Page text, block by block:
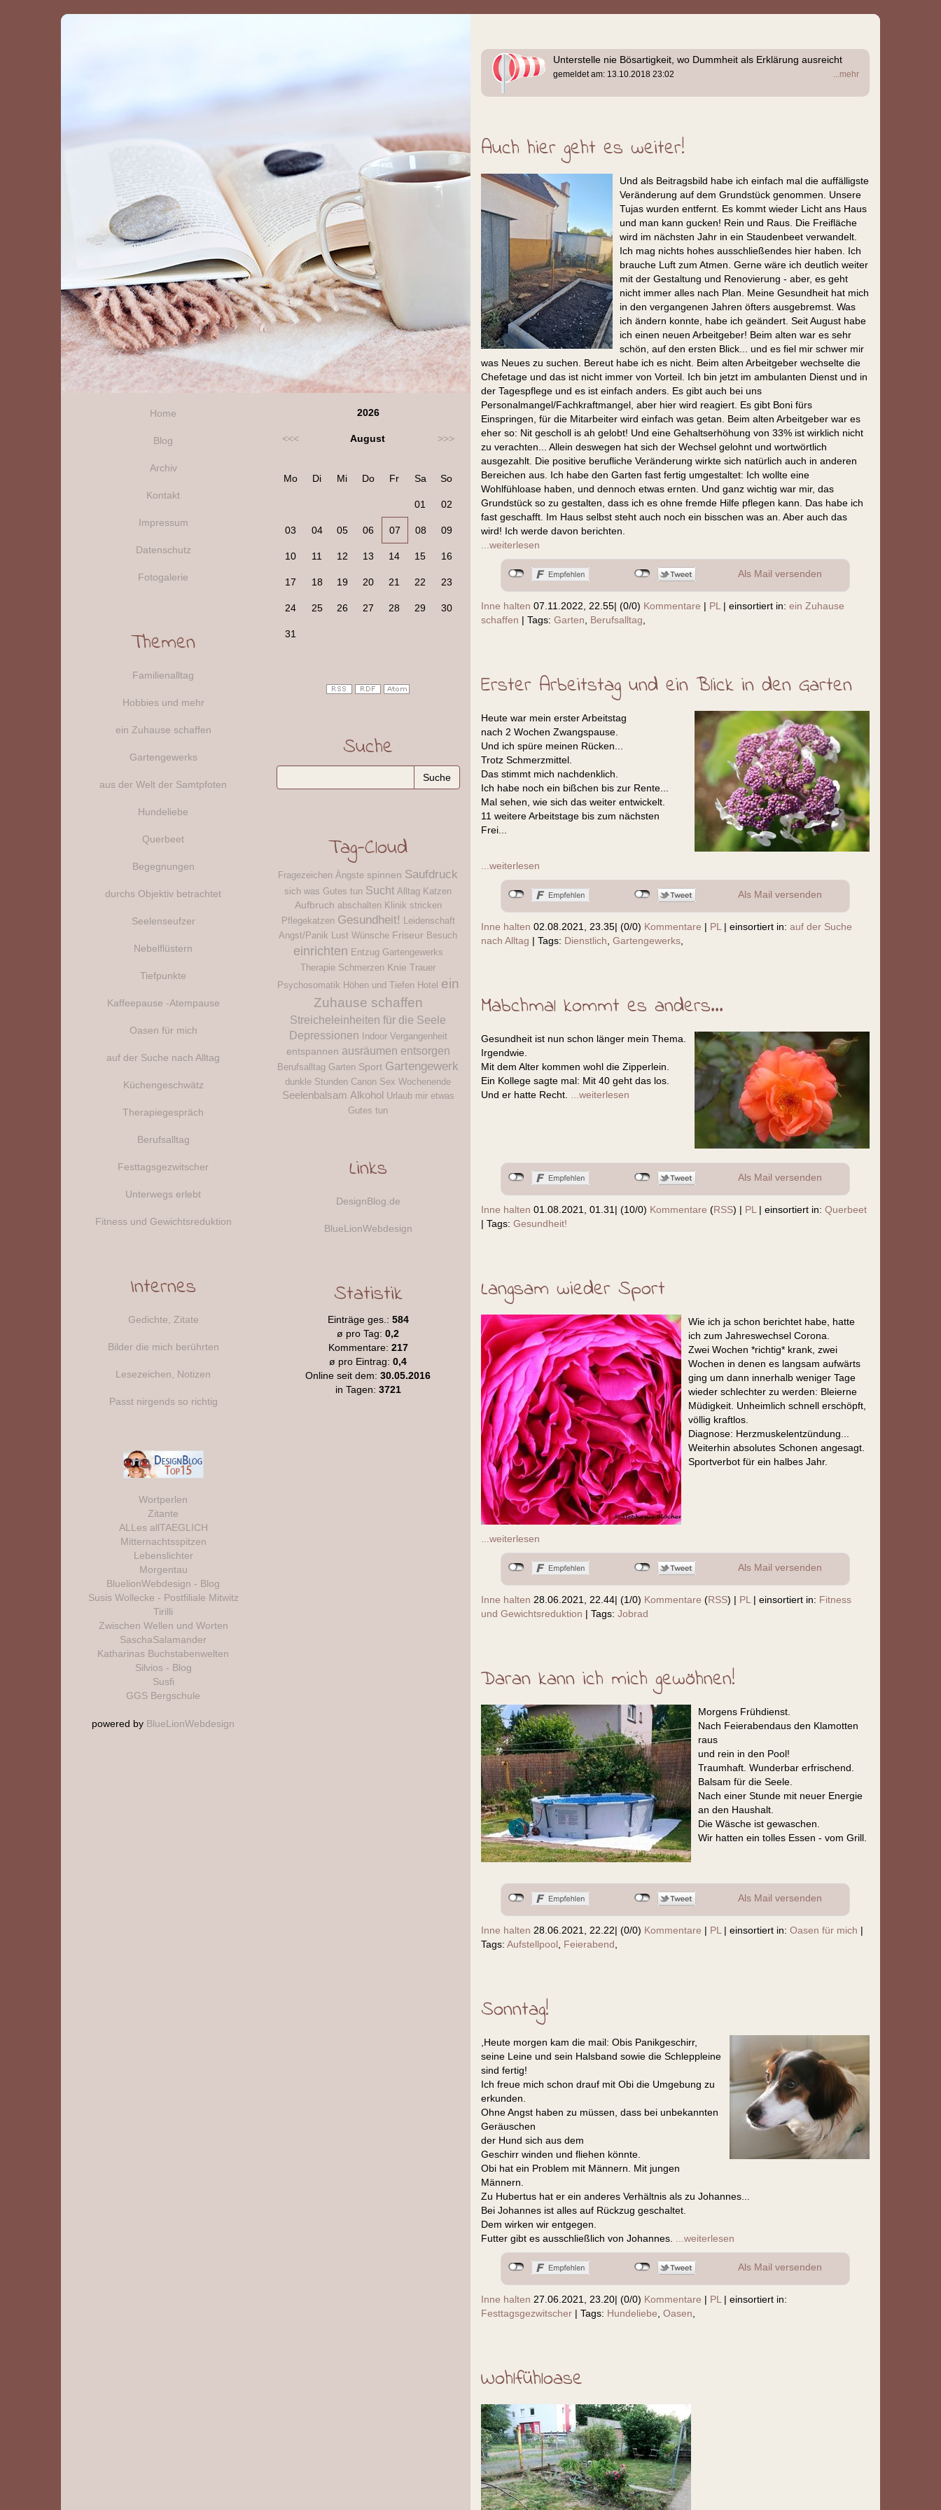
Unterstelle nie Bösartigkeit, wo Dummheit als Erklärung ausreicht
...mehr
gemeldet am: 13.10.2018 23:02
Auch hier geht es weiter!
Und als Beitragsbild habe ich einfach mal die auffälligste
Veränderung auf dem Grundstück genommen. Unsere
Tujas wurden entfernt. Es kommt wieder Licht ans Haus
und man kann gucken! Rein und Raus. Die Freifläche
wird im nächsten Jahr in ein Staudenbeet verwandelt.
Ich mag nichts hohes ausschließendes hier haben. Ich
brauche Luft zum Atmen. Gerne wäre ich deutlich weiter
mit der Gestaltung und Renovierung - aber, es geht
nicht immer alles nach Plan. Meine Gesundheit hat mich
in den vergangenen Jahren öfters ausgebremst. Was
ich ändern konnte, habe ich geändert. Seit August habe
ich einen neuen Arbeitgeber! Beim alten war es sehr
schön, auf den ersten Blick... und es fiel mir schwer mir
was Neues zu suchen. Bereut habe ich es nicht. Beim alten Arbeitgeber wechselte die
Chefetage und das ist nicht immer von Vorteil. Ich bin jetzt im ambulanten Dienst und in
der Tagespflege und es ist einfach anders. Es gibt auch bei uns
Personalmangel/Fachkraftmangel, aber hier wird reagiert. Es gibt Boni fürs
Einspringen, für die Mitarbeiter wird einfach was getan. Beim alten Arbeitgeber war es
eher so: Nit gescholl is ah gelobt! Und eine Gehaltserhöhung von 33% ist wirklich nicht
zu verachten... Allein deswegen hat sich der Wechsel gelohnt und wortwörtlich
ausgezahlt. Die positive berufliche Veränderung wirkte sich natürlich auch in anderen
Bereichen aus. Ich habe den Garten fast fertig umgestaltet: Ich wollte eine
Wohlfühloase haben, und dennoch etwas ernten. Und ganz wichtig war mir, das
Grundstück so zu gestalten, dass ich es ohne fremde Hilfe pflegen kann. Das habe ich
fast geschafft. Im Haus selbst steht auch noch ein bisschen was an. Aber auch das
wird! Ich werde davon berichten.
...weiterlesen
Als Mail versenden
Inne halten 07.11.2022, 22.55| (0/0) Kommentare | PL | einsortiert in: ein Zuhause
schaffen | Tags: Garten Berufsalltag
Erster Arbeitstag und ein Blick in den Garten
Heute war mein erster Arbeitstag
nach 2 Wochen Zwangspause.
Und ich spüre meinen Rücken...
Trotz Schmerzmittel.
Das stimmt mich nachdenklich.
Ich habe noch ein bißchen bis zur Rente...
Mal sehen, wie sich das weiter entwickelt.
11 weitere Arbeitstage bis zum nächsten
Frei...
...weiterlesen
Als Mail versenden
Inne halten 02.08.2021, 23.35| (0/0) Kommentare | PL | einsortiert in: auf der Suche
nach Alltag | Tags: Dienstlich Gartengewerks
Mabchmal kommt es anders...
Gesundheit ist nun schon länger mein Thema.
Irgendwie.
Mit dem Alter kommen wohl die Zipperlein.
Ein Kollege sagte mal: Mit 40 geht das los.
Und er hatte Recht.
...weiterlesen
Als Mail versenden
Inne halten 01.08.2021, 01.31 | (10/0) Kommentare (RSS) | PL | einsortiert in: Querbeet
| Tags: Gesundheit!
Langsam wieder Sport
Wie ich ja schon berichtet habe, hatte
ich zum Jahreswechsel Corona.
Zwei Wochen *richtig* krank, zwei
Wochen in denen es langsam aufwärts
ging um dann innerhalb weniger Tage
wieder schlechter zu werden: Bleierne
Müdigkeit. Unheimlich schnell erschöpft,
völlig kraftlos.
Diagnose: Herzmuskelentzündung...
Weiterhin absolutes Schonen angesagt.
Sportverbot für ein halbes Jahr.
...weiterlesen
Als Mail versenden
Inne halten 28.06.2021, 22.44| (1/0) Kommentare (RSS) | PL | einsortiert in: Fitness
und Gewichtsreduktion | Tags: Jobrad
Daran kann ich mich gewöhnen!
Morgens Frühdienst.
Nach Feierabendaus den Klamotten
raus
und rein in den Pool!
Traumhaft. Wunderbar erfrischend.
Balsam für die Seele.
Nach einer Stunde mit neuer Energie
an den Haushalt.
Die Wäsche ist gewaschen.
Wir hatten ein tolles Essen - vom Grill.
Als Mail versenden
Inne halten 28.06.2021, 22.22| (0/0) Kommentare | PL | einsortiert in: Oasen für mich |
Tags: Aufstellpool Feierabend
Sonntag!
,Heute morgen kam die mail: Obis Panikgeschirr,
seine Leine und sein Halsband sowie die Schleppleine
sind fertig!
Ich freue mich schon drauf mit Obi die Umgebung zu
erkunden.
Ohne Angst haben zu müssen, dass bei unbekannten
Geräuschen
der Hund sich aus dem
Geschirr winden und fliehen könnte.
Obi hat ein Problem mit Männern. Mit jungen
Männern.
Zu Hubertus hat er ein anderes Verhältnis als zu Johannes...
Bei Johannes ist alles auf Rückzug geschaltet.
Dem wirken wir entgegen.
Futter gibt es ausschließlich von Johannes.
...weiterlesen
Als Mail versenden
Inne halten 27.06.2021, 23.20| (0/0) Kommentare | PL | einsortiert in:
Festtagsgezwitscher | Tags: Hundeliebe Oasen
Wohlfühloase
Home
Blog
Archiv
Kontakt
Impressum
Datenschutz
Fotogalerie
Themen
Familienalltag
Hobbies und mehr
ein Zuhause schaffen
Gartengewerks
aus der Welt der Samtpfoten
Hundeliebe
Querbeet
Begegnungen
durchs Objektiv betrachtet
Seelenseufzer
Nebelflüstern
Tiefpunkte
Kaffeepause -Atempause
Oasen für mich
auf der Suche nach Alltag
Küchengeschwätz
Therapiegespräch
Berufsalltag
Festtagsgezwitscher
Unterwegs erlebt
Fitness und Gewichtsreduktion
Internes
Gedichte, Zitate
Bilder die mich berührten
Lesezeichen, Notizen
Passt nirgends so richtig
Wortperlen
Zitante
ALLes allTAEGLICH
Mitternachtsspitzen
Lebenslichter
Morgentau
BluelionWebdesign - Blog
Susis Wollecke - Postfiliale Mitwitz
Tirilli
Zwischen Wellen und Worten
SaschaSalamander
Katharinas Buchstabenwelten
Silvios - Blog
Susfi
GGS Bergschule
powered by BlueLionWebdesign
2026
<<< August >>>
Mo Di Mi Do Fr Sa So
01 02
03 04 05 06 07 08 09
10 11 12 13 14 15 16
17 18 19 20 21 22 23
24 25 26 27 28 29 30
31
Suche
Tag-Cloud
Fragezeichen Ängste spinnen Saufdruck
sich was Gutes tun Sucht Alltag Katzen
Aufbruch abschalten Klinik stricken
Pflegekatzen Gesundheit! Leidenschaft
Angst/Panik Lust Wünsche Friseur Besuch
einrichten Entzug Gartengewerks
Therapie Schmerzen Knie Trauer
Psychosomatik Höhen und Tiefen Hotel ein
Zuhause schaffen
Streicheleinheiten für die Seele
Depressionen
Indoor Vergangenheit
entspannen ausräumen entsorgen
Berufsalltag Garten Sport Gartengewerk
dunkle Stunden Canon Sex Wochenende
Seelenbalsam Alkohol Urlaub mir etwas
Gutes tun
Links
DesignBlog.de
BlueLionWebdesign
Statistik
Einträge ges.: 584
ø pro Tag:0,2
Kommentare: 217
ø pro Eintrag:0,4
Online seit dem:30.05.2016
in Tagen: 3721